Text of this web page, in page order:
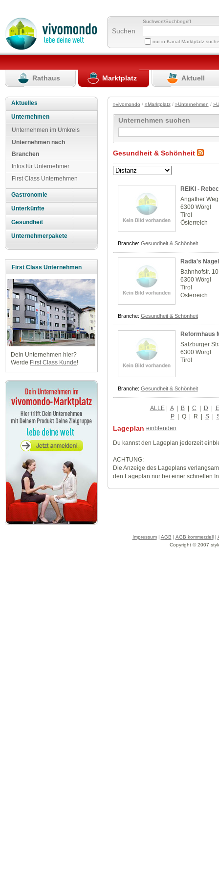
Suchen
Suchwort/Suchbegriff
nur in Kanal Marktplatz
Rathaus Marktplatz Aktuell
Aktuelles
Unternehmen
Unternehmen im Umkreis
Unternehmen nach
Branchen
Infos für Unternehmer
First Class Unternehmen
Gastronomie
Unterkünfte
Gesundheit
Unternehmerpakete
First Class Unternehmen
Dein Unternehmen hier?
Werde First Class Kunde!
»vivomondo / »Marktplatz/ »Unternehmen /
Unternehmen suchen
Gesundheit & Schönheit
REIKI -
Angather
6300 Wörgl
Tirol
Österreich
Branche: Gesundheit & Schönheit
Radia's
Bahnhofstr. 10
6300 Wörgl
Tirol
Österreich
Branche: Gesundheit & Schönheit
Reformhaus
Salzburger
6300 Wörgl
Tirol
Branche: Gesundheit & Schönheit
ALLE| A | B | C | D | E
P | Q | R | S |
Lageplan einblenden
Du kannst den Lageplan jederzeit
ACHTUNG:
Die Anzeige des Lageplans
den Lageplan nur bei einer schnellen
Impressum| AGB | AGB kommerziell|
Copyright © 2007